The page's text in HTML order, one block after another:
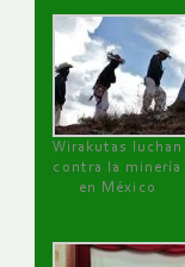
Wirakutas luchan
contra la minería
en México